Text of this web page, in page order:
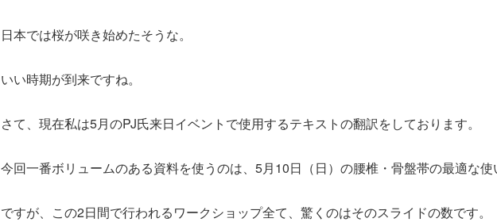
日本では桜が咲き始めたそうな。
いい時期が到来ですね。
さて、現在私は5月のPJ氏来日イベントで使用するテキストの翻訳をしております。
今回一番ボリュームのある資料を使うのは、5月10日（日）の腰椎・骨盤帯の最適な使
ですが、この2日間で行われるワークショップ全て、驚くのはそのスライドの数です。